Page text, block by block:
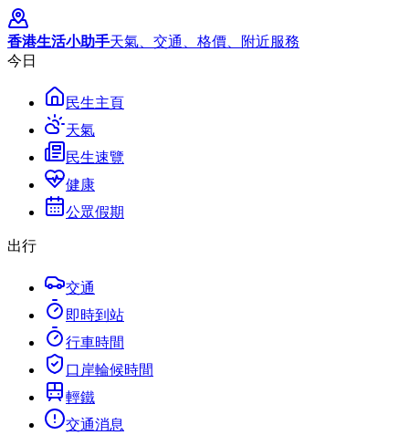
香港生活小助手天氣、交通、格價、附近服務
今日
民生主頁
天氣
民生速覽
健康
公眾假期
出行
交通
即時到站
行車時間
口岸輪候時間
輕鐵
交通消息